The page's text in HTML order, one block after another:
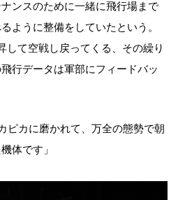
ンスのために一緒に飛行場まで
ように整備をしていたという。
して空戦し戻ってくる、その繰り
行データは軍部にフィードバッ
ピカに磨かれて、万全の態勢で朝
体です」